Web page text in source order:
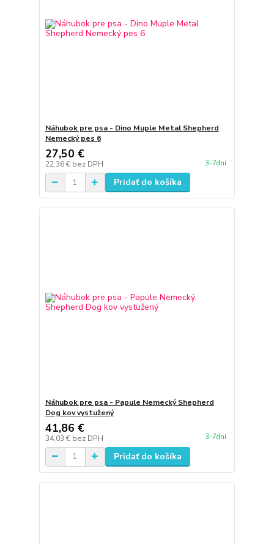
Náhubok pre psa - Dino Muple Metal Shepherd
Nemecký pes 6
27,50 €
22,36 € bez DPH 3-7dní
Pridať do košíka
Náhubok pre psa - Papule Nemecký Shepherd
Dog kov vystužený
41,86 €
34,03 € bez DPH 3-7dní
Pridať do košíka